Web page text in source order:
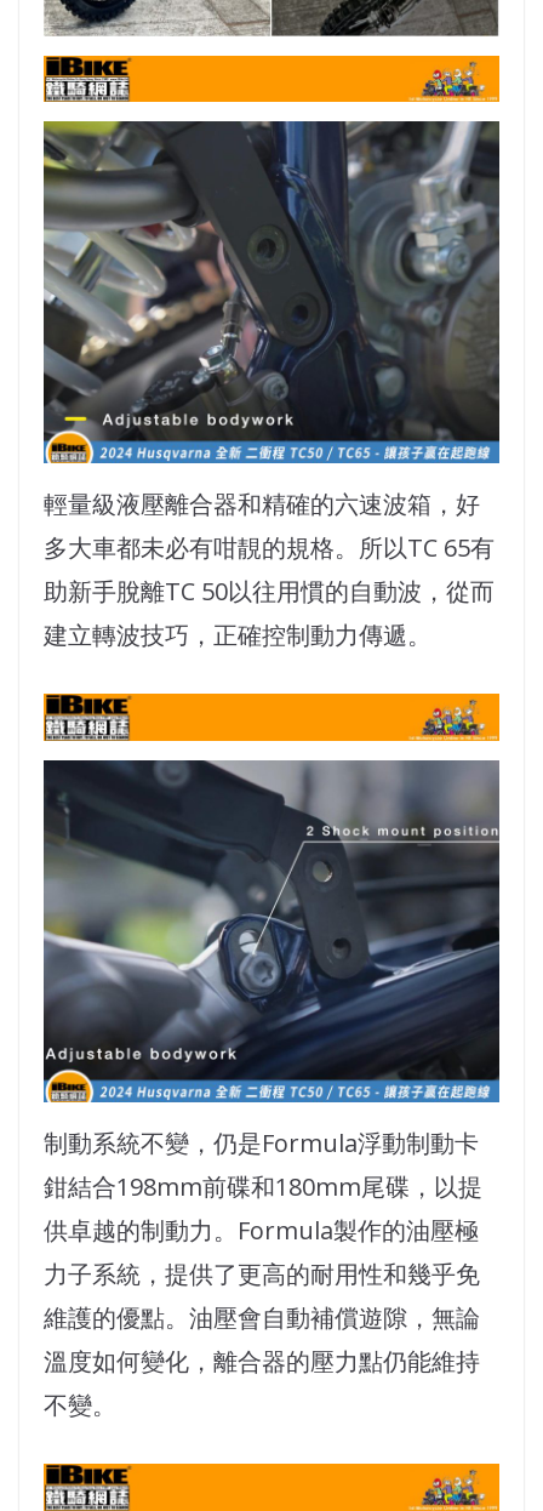
輕量級液壓離合器和精確的六速波箱，好
多大車都未必有咁靚的規格。所以TC 65有
助新手脫離TC 50以往用慣的自動波，從而
建立轉波技巧，正確控制動力傳遞。
制動系統不變，仍是Formula浮動制動卡
鉗結合198mm前碟和180mm尾碟，以提
供卓越的制動力。Formula製作的油壓極
力子系統，提供了更高的耐用性和幾乎免
維護的優點。油壓會自動補償遊隙，無論
溫度如何變化，離合器的壓力點仍能維持
不變。